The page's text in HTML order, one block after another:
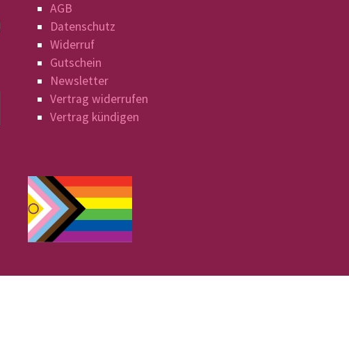
AGB
Datenschutz
Widerruf
Gutschein
Newsletter
Vertrag widerrufen
Vertrag kündigen